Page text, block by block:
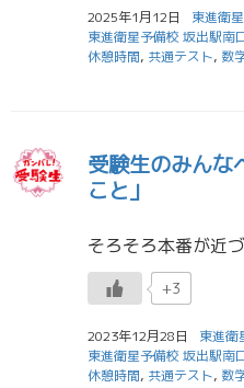
2025年1月12日
東進衛
東進衛星予備校 坂出駅南
休憩時間, 共通テスト, 数
受験生のみん
こと」
+3
2023年12月28日
東進衛
東進衛星予備校 坂出駅南
休憩時間, 共通テスト, 数